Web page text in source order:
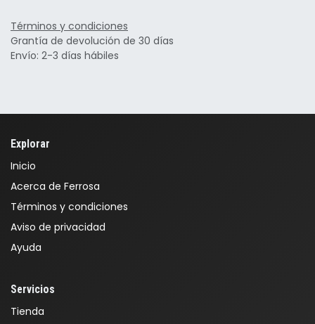
Términos y condiciones
Grantía de devolución de 30 días
Envío: 2-3 días hábiles
Explorar
Inicio
Acerca de Ferrosa
Términos y condiciones
Aviso de privacidad
Ayuda
Servicios
Tienda